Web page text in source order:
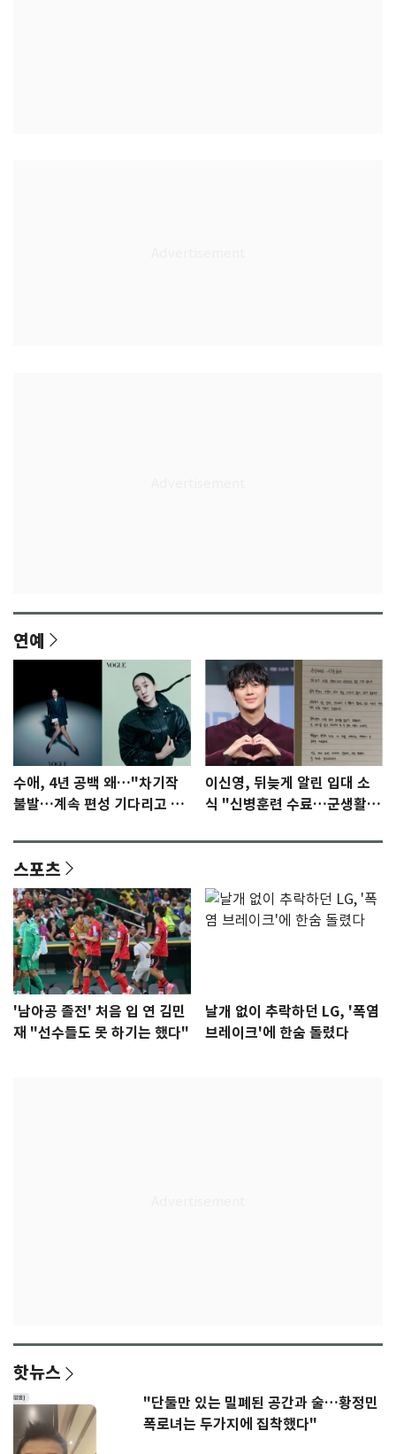
연예
수애, 4년 공백 왜…"차기작
불발…계속 편성 기다리고 있
이신영, 뒤늦게 알린 입대 소
식 "신병훈련 수료…군생활
스포츠
'남아공 졸전' 처음 입 연 김민
재 "선수들도 못 하기는 했다"
날개 없이 추락하던 LG, '폭염
브레이크'에 한숨 돌렸다
핫뉴스
"단둘만 있는 밀폐된 공간과 술…황정민
폭로녀는 두가지에 집착했다"